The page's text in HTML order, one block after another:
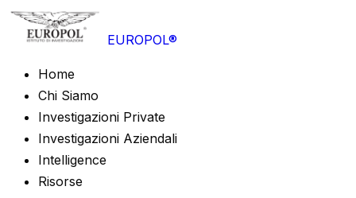
EUROPOL®
Home
Chi Siamo
Investigazioni Private
Investigazioni Aziendali
Intelligence
Risorse